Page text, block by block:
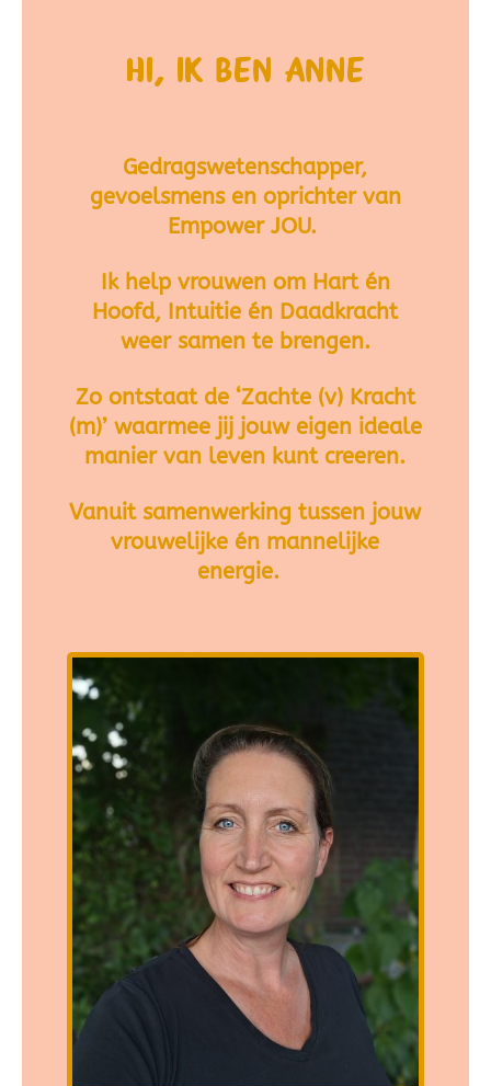
Hi, ik ben Anne
Gedragswetenschapper,
gevoelsmens en oprichter van
Empower JOU.
Ik help vrouwen om Hart én
Hoofd, Intuitie én Daadkracht
weer samen te brengen.
Zo ontstaat de ‘Zachte (v) Kracht
(m)’ waarmee jij jouw eigen ideale
manier van leven kunt creeren.
Vanuit samenwerking tussen jouw
vrouwelijke én mannelijke
energie.